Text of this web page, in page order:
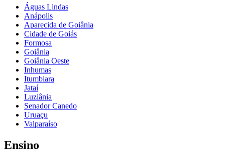
Águas Lindas
Anápolis
Aparecida de Goiânia
Cidade de Goiás
Formosa
Goiânia
Goiânia Oeste
Inhumas
Itumbiara
Jataí
Luziânia
Senador Canedo
Uruaçu
Valparaíso
Ensino